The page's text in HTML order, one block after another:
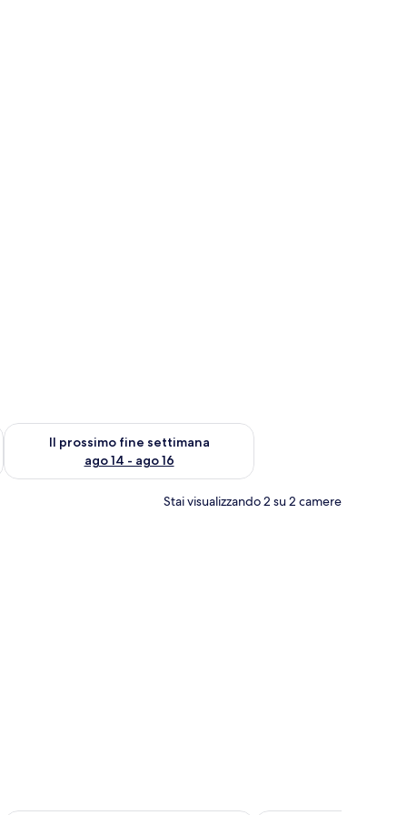
ago 7 - ago 9
Il prossimo fine settimana
ago 14 - ago 16
Verifica la disponibilità per il prossimo fine settimana, ago 14
Stai visualizzando 2 su 2 camere
scrivania, una sedia, una televisione e un comodino.